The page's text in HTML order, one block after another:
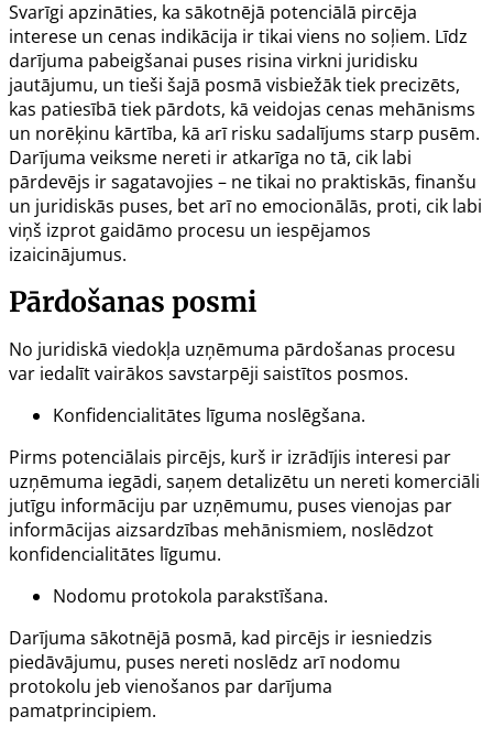
Svarīgi apzināties, ka sākotnējā potenciālā pircēja
interese un cenas indikācija ir tikai viens no soļiem. Līdz
darījuma pabeigšanai puses risina virkni juridisku
jautājumu, un tieši šajā posmā visbiežāk tiek precizēts,
kas patiesībā tiek pārdots, kā veidojas cenas mehānisms
un norēķinu kārtība, kā arī risku sadalījums starp pusēm.
Darījuma veiksme nereti ir atkarīga no tā, cik labi
pārdevējs ir sagatavojies – ne tikai no praktiskās, finanšu
un juridiskās puses, bet arī no emocionālās, proti, cik labi
viņš izprot gaidāmo procesu un iespējamos
izaicinājumus.
Pārdošanas posmi
No juridiskā viedokļa uzņēmuma pārdošanas procesu
var iedalīt vairākos savstarpēji saistītos posmos.
Konfidencialitātes līguma noslēgšana.
Pirms potenciālais pircējs, kurš ir izrādījis interesi par
uzņēmuma iegādi, saņem detalizētu un nereti komerciāli
jutīgu informāciju par uzņēmumu, puses vienojas par
informācijas aizsardzības mehānismiem, noslēdzot
konfidencialitātes līgumu.
Nodomu protokola parakstīšana.
Darījuma sākotnējā posmā, kad pircējs ir iesniedzis
piedāvājumu, puses nereti noslēdz arī nodomu
protokolu jeb vienošanos par darījuma
pamatprincipiem.